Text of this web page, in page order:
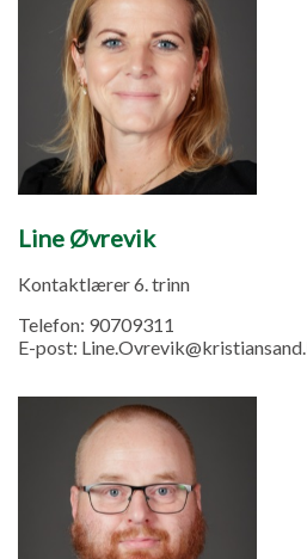
Line Øvrevik
Kontaktlærer 6. trinn
Telefon: 90709311
E-post: